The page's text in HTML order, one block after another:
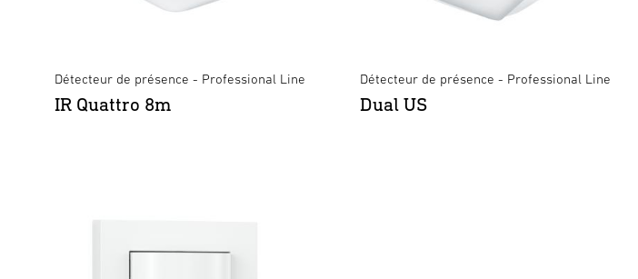
Détecteur de présence - Professional Line
IR Quattro 8m
Détecteur de présence - Professional Line
Dual US